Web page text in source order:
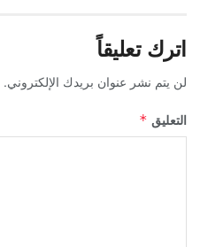
اترك تعليقاً
لن يتم نشر عنوان بريدك الإلكتروني.
التعليق *